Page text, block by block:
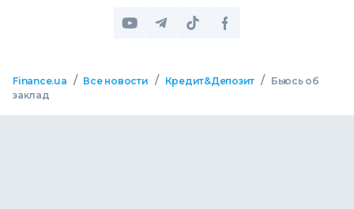
Finance.ua / Все новости / Кредит&Депозит /
Бьюсь об
заклад